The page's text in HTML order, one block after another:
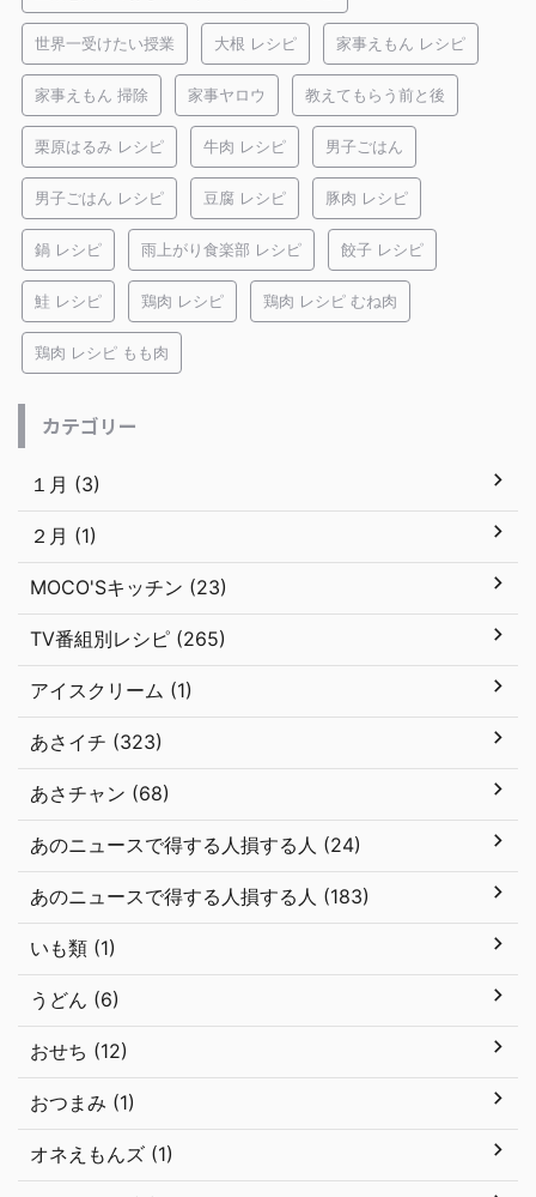
世界一受けたい授業 大根 レシピ 家事えもん レシピ
家事えもん 掃除 家事ヤロウ 教えてもらう前と後
栗原はるみ レシピ 牛肉 レシピ 男子ごはん
男子ごはん レシピ 豆腐 レシピ 豚肉 レシピ
鍋 レシピ 雨上がり食楽部 レシピ 餃子 レシピ
鮭 レシピ 鶏肉 レシピ 鶏肉 レシピ むね肉
鶏肉 レシピ もも肉
カテゴリー
１月 (3)
２月 (1)
MOCO'Sキッチン (23)
TV番組別レシピ (265)
アイスクリーム (1)
あさイチ (323)
あさチャン (68)
あのニュースで得する人損する人 (24)
あのニュースで得する人損する人 (183)
いも類 (1)
うどん (6)
おせち (12)
おつまみ (1)
オネえもんズ (1)